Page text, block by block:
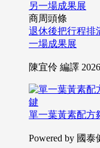
商周頭條
退休後把行程排
一場成果展
陳宜伶 編譯
單一葉黃素配方
Powered by 國泰